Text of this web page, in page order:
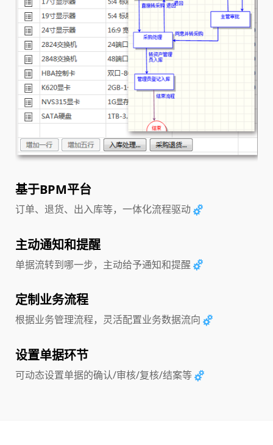
基于BPM平台
订单、退货、出入库等，一体化流程驱动
主动通知和提醒
单据流转到哪一步，主动给予通知和提醒
定制业务流程
根据业务管理流程，灵活配置业务数据流向
设置单据环节
可动态设置单据的确认/审核/复核/结案等